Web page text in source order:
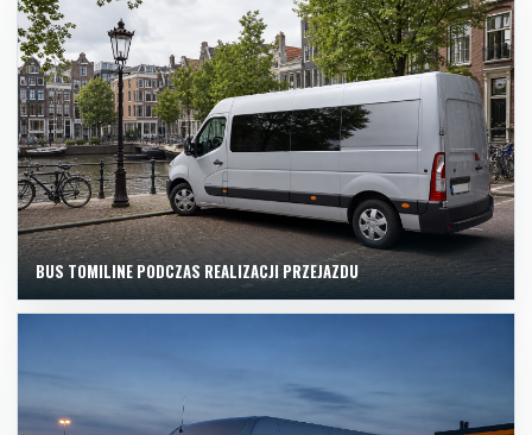
BUS TOMILINE PODCZAS REALIZACJI PRZEJAZDU